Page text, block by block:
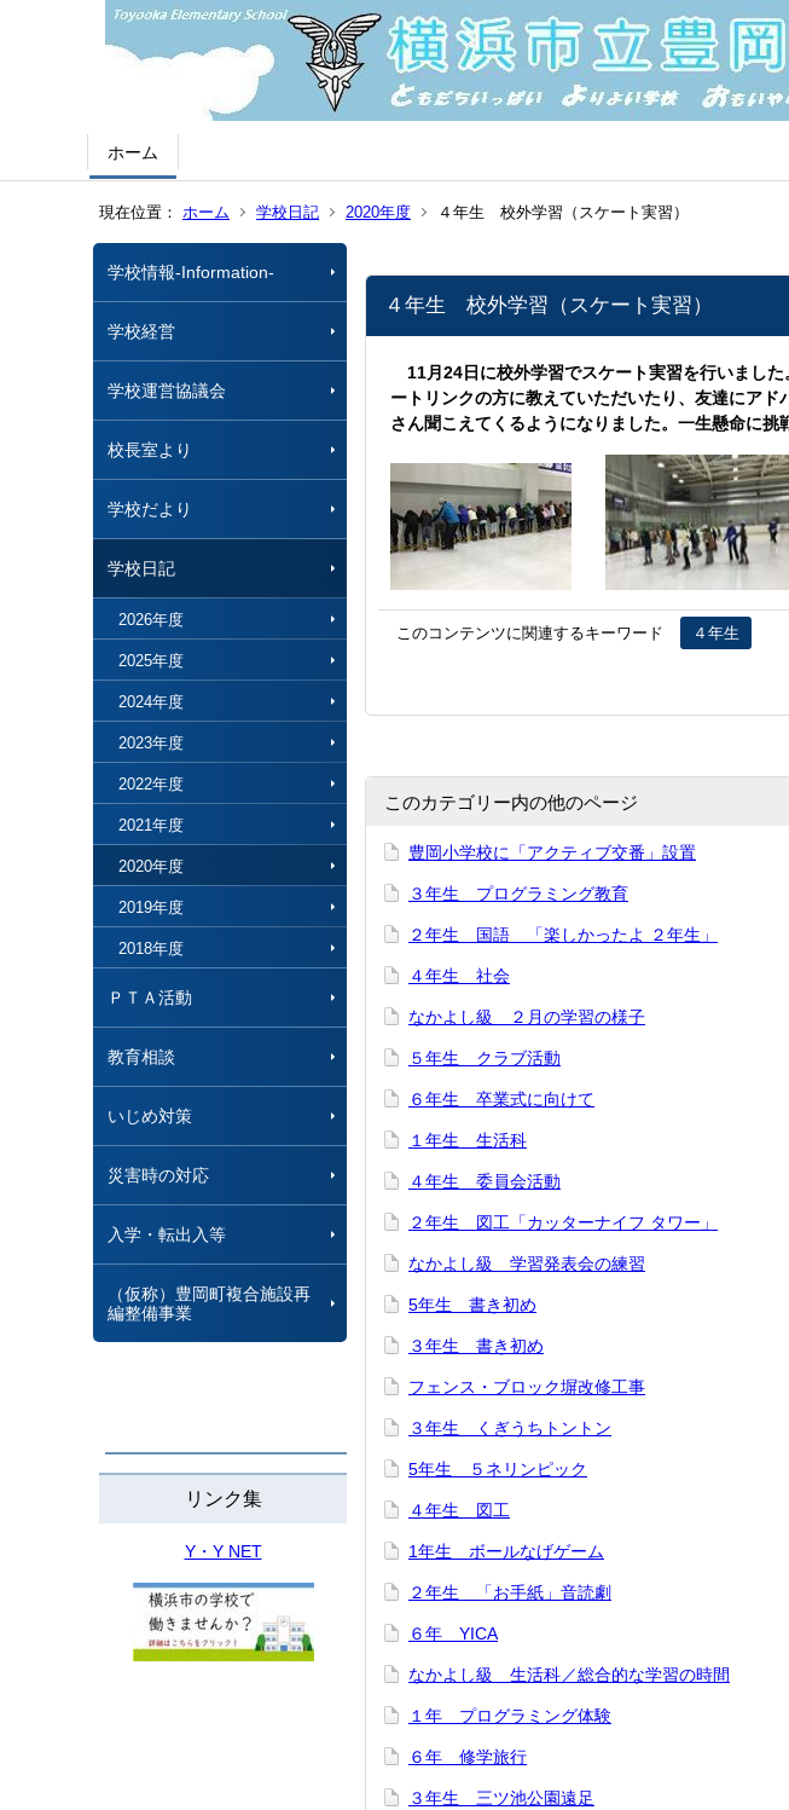
ホーム
現在位置： ホーム 学校日記 2020年度 ４年生 校外学習（スケート実習）
学校情報-Information-
学校経営
学校運営協議会
校長室より
学校だより
学校日記
2026年度
2025年度
2024年度
2023年度
2022年度
2021年度
2020年度
2019年度
2018年度
ＰＴＡ活動
教育相談
いじめ対策
災害時の対応
入学・転出入等
（仮称）豊岡町複合施設再
編整備事業
リンク集
Y・Y NET
４年生 校外学習（スケート実習）
11月24日に校外学習でスケート実習を行いまし
ートリンクの方に教えていただいたり、友達にア
さん聞こえてくるようになりました。一生懸命に挑
このコンテンツに関連するキーワード ４年生
このカテゴリー内の他のページ
豊岡小学校に「アクティブ交番」設置
３年生 プログラミング教育
２年生 国語 「楽しかったよ ２年生」
４年生 社会
なかよし級 ２月の学習の様子
５年生 クラブ活動
６年生 卒業式に向けて
１年生 生活科
４年生 委員会活動
２年生 図工「カッターナイフ タワー」
なかよし級 学習発表会の練習
5年生 書き初め
３年生 書き初め
フェンス・ブロック塀改修工事
３年生 くぎうちトントン
5年生 ５ネリンピック
４年生 図工
1年生 ボールなげゲーム
２年生 「お手紙」音読劇
６年 YICA
なかよし級 生活科／総合的な学習の時間
１年 プログラミング体験
６年 修学旅行
３年生 三ツ池公園遠足